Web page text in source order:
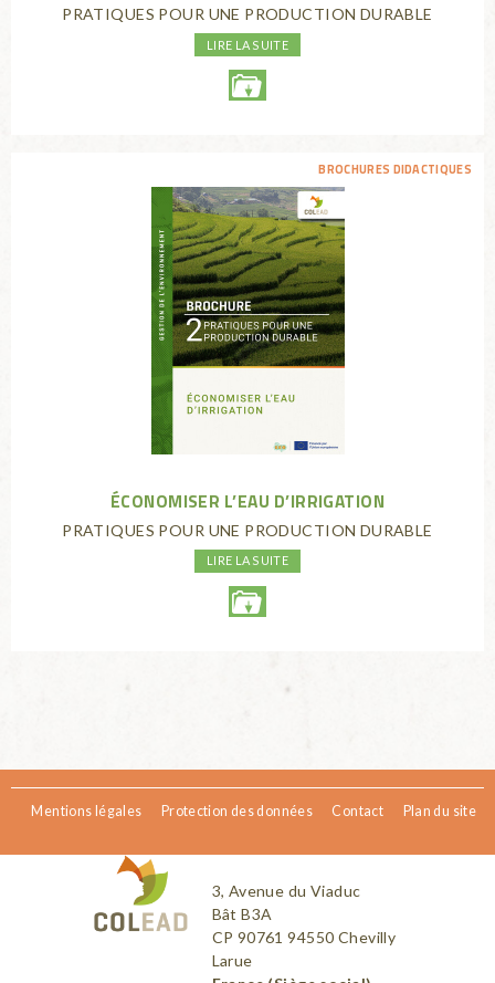
PRATIQUES POUR UNE PRODUCTION DURABLE
LIRE LA SUITE
BROCHURES DIDACTIQUES
ÉCONOMISER L’EAU D’IRRIGATION
PRATIQUES POUR UNE PRODUCTION DURABLE
LIRE LA SUITE
Mentions légales Protection des données Contact Plan du site
3, Avenue du Viaduc
Bât B3A
CP 90761 94550 Chevilly
Larue